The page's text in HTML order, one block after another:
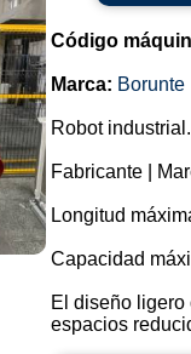
Código
Marca: Borunte
Robot industrial.
Fabricante |
Longitud
Capacidad
El diseño
espacios